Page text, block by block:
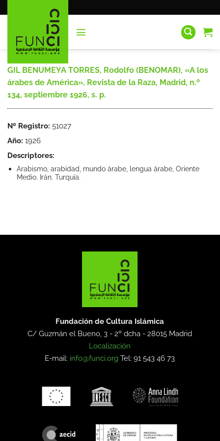
al
GIL BENUMEYA TORRES, Rodolfo (BENOMAR), «A los
árabes de América», Revista de la Raza, Madrid, n.º
134, septiembre 1926, s. p.
Nº Registro: 51027
Año: 1926
Descriptores:
Arabismo, arabidad, mundo árabe, lengua árabe, Oriente
Medio. Irán. Turquía.
Fundación de Cultura Islámica
C/ Guzmán el Bueno, 3 - 2º dcha -28015 Madrid
Localización
E-mail: info@funci.org Tel: 91 543 46 73